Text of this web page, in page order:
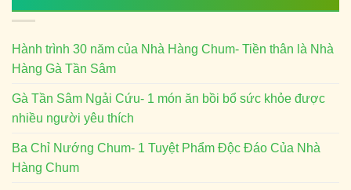
Hành trình 30 năm của Nhà Hàng Chum- Tiền thân là Nhà
Hàng Gà Tần Sâm
Gà Tần Sâm Ngải Cứu- 1 món ăn bồi bổ sức khỏe được
nhiều người yêu thích
Ba Chỉ Nướng Chum- 1 Tuyệt Phẩm Độc Đáo Của Nhà
Hàng Chum